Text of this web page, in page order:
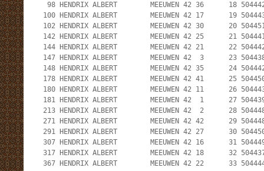
98 HENDRIX ALBERT        MEEUWEN 42 36
100 HENDRIX ALBERT        MEEUWEN 42 17
102 HENDRIX ALBERT        MEEUWEN 42 30
142 HENDRIX ALBERT        MEEUWEN 42 25
144 HENDRIX ALBERT        MEEUWEN 42 21
147 HENDRIX ALBERT        MEEUWEN 42  3
148 HENDRIX ALBERT        MEEUWEN 42 35
178 HENDRIX ALBERT        MEEUWEN 42 41
180 HENDRIX ALBERT        MEEUWEN 42 11
181 HENDRIX ALBERT        MEEUWEN 42  1
213 HENDRIX ALBERT        MEEUWEN 42  2
271 HENDRIX ALBERT        MEEUWEN 42 42
291 HENDRIX ALBERT        MEEUWEN 42 27
307 HENDRIX ALBERT        MEEUWEN 42 16
317 HENDRIX ALBERT        MEEUWEN 42 18
367 HENDRIX ALBERT        MEEUWEN 42 22      33